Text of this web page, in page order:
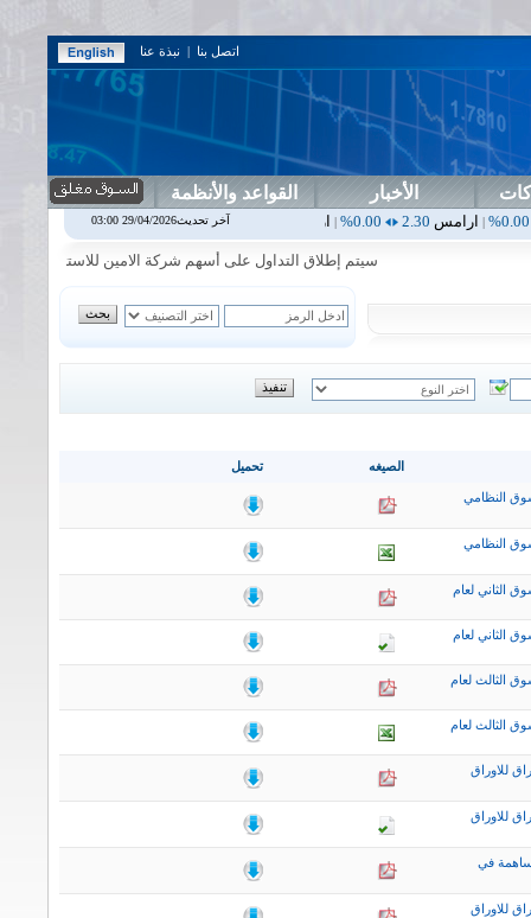
اتصل بنا | نبذة عنا
الأخبار القواعد والأنظمة
2.30
0.00%
|اربيل0.00
0.00% اس بنك0.00
0.00%
|اسفنج
سيتم إطلاق التداول على أسهم شركة الامين للاستثمار المالي في
تحميل الصيغه
النظامي
النظامي
الثاني لعام
الثاني لعام
الثالث لعام
الثالث لعام
للاوراق
للاوراق
في
للاوراق